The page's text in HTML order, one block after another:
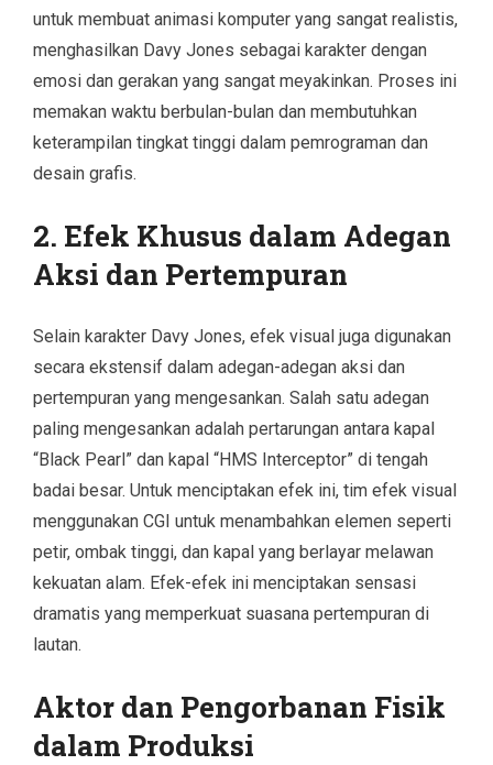
untuk membuat animasi komputer yang sangat realistis,
menghasilkan Davy Jones sebagai karakter dengan
emosi dan gerakan yang sangat meyakinkan. Proses ini
memakan waktu berbulan-bulan dan membutuhkan
keterampilan tingkat tinggi dalam pemrograman dan
desain grafis.
2. Efek Khusus dalam Adegan
Aksi dan Pertempuran
Selain karakter Davy Jones, efek visual juga digunakan
secara ekstensif dalam adegan-adegan aksi dan
pertempuran yang mengesankan. Salah satu adegan
paling mengesankan adalah pertarungan antara kapal
“Black Pearl” dan kapal “HMS Interceptor” di tengah
badai besar. Untuk menciptakan efek ini, tim efek visual
menggunakan CGI untuk menambahkan elemen seperti
petir, ombak tinggi, dan kapal yang berlayar melawan
kekuatan alam. Efek-efek ini menciptakan sensasi
dramatis yang memperkuat suasana pertempuran di
lautan.
Aktor dan Pengorbanan Fisik
dalam Produksi